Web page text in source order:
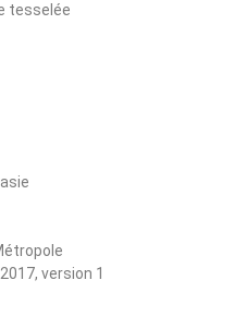
tesselée
version 1